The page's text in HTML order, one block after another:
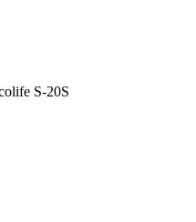
S-20S